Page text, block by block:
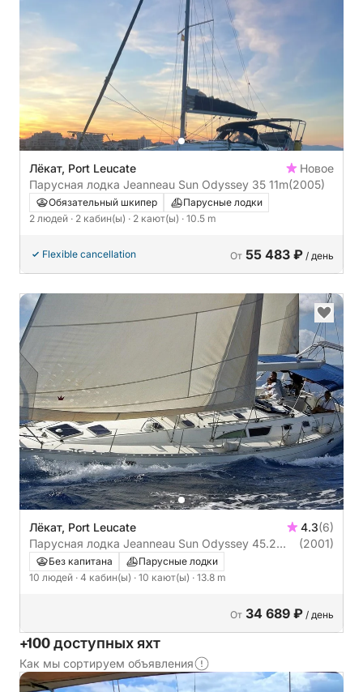
Лёкат, Port Leucate
Новое
Парусная лодка Jeanneau Sun Odyssey 35 11m(2005)
Обязательный шкипер
Парусные лодки
2 людей · 2 кабин(ы) · 2 кают(ы) · 10.5 m
Flexible cancellation От 55 483 ₽ / день
Лёкат, Port Leucate 4.3(6)
Парусная лодка Jeanneau Sun Odyssey 45.2
14m
(2001)
Без капитана
Парусные лодки
10 людей · 4 кабин(ы) · 10 кают(ы) · 13.8 m
От 34 689 ₽ / день
+100 доступных яхт
Как мы сортируем объявления